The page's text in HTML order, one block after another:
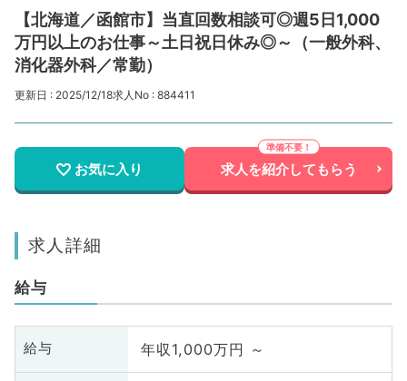
【北海道／函館市】当直回数相談可◎週5日1,000
万円以上のお仕事～土日祝日休み◎～（一般外科、
消化器外科／常勤）
更新日 : 2025/12/18求人No : 884411
お気に入り 求人を紹介してもらう
求人詳細
給与
給与 年収1,000万円 ～